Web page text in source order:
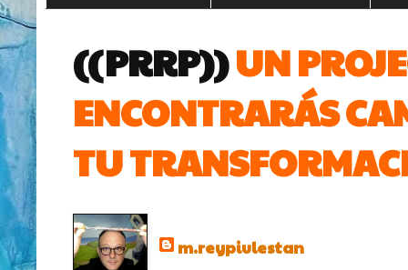
((PRRP))UN
ENCONTRARÁS
TU
m.reypiulestan